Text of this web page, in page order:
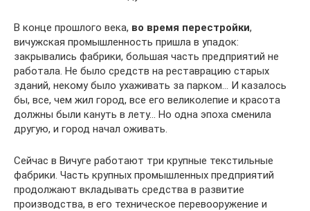
В конце прошлого века, во время перестройки,
вичужская промышленность пришла в упадок:
закрывались фабрики, большая часть предприятий не
работала. Не было средств на реставрацию старых
зданий, некому было ухаживать за парком… И казалось
бы, все, чем жил город, все его великолепие и красота
должны были кануть в лету… Но одна эпоха сменила
другую, и город начал оживать.
Сейчас в Вичуге работают три крупные текстильные
фабрики. Часть крупных промышленных предприятий
продолжают вкладывать средства в развитие
производства, в его техническое перевооружение и